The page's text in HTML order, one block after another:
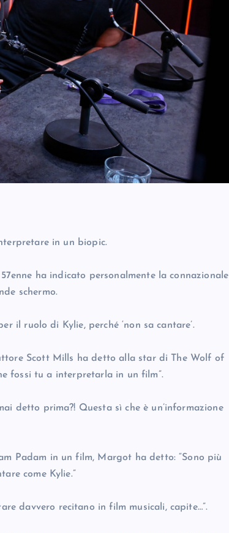
in un biopic.
ha indicato personalmente la connazionale
schermo.
il ruolo di Kylie, perché ‘non sa cantare’.
Scott Mills ha detto alla star di The Wolf of
fossi tu a interpretarla in un film”.
detto prima?! Questa sì che è un’informazione
Padam in un film, Margot ha detto: “Sono più
come Kylie.”
davvero recitano in film musicali, capite…”.